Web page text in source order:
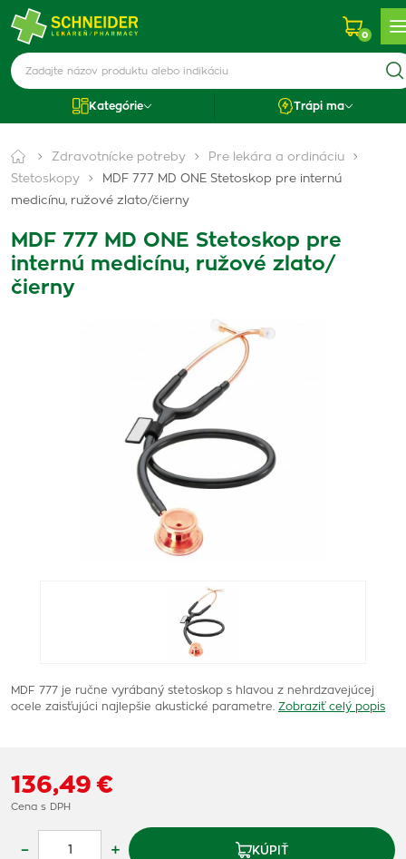
0
Kategórie Trápi ma
Zdravotnícke potreby
Pre lekára a ordináciu
Stetoskopy
MDF 777 MD ONE Stetoskop pre internú
medicínu, ružové zlato/čierny
MDF 777 MD ONE Stetoskop pre
internú medicínu, ružové zlato/
čierny
MDF 777 je ručne vyrábaný stetoskop s hlavou z nehrdzavejúcej
ocele zaisťujúci najlepšie akustické parametre. Zobraziť celý popis
136,49 €
Cena s DPH
– + KÚPIŤ